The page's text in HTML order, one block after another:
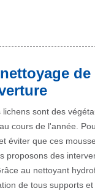
lichens sont des
cours de l'année.
éviter que ces
proposons des
au nettoyant
de tous supports